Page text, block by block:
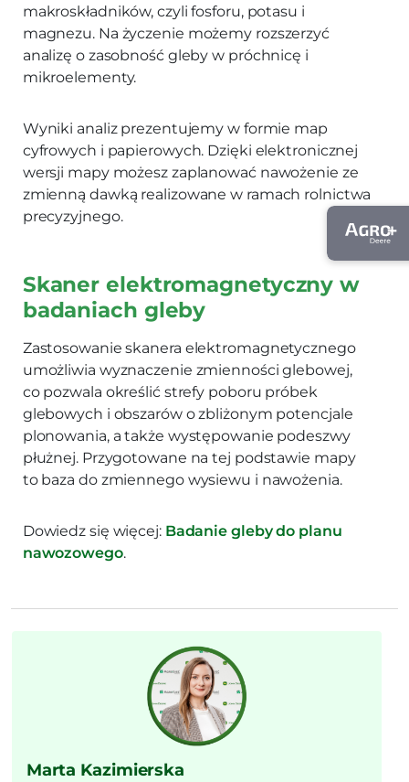
makroskładników, czyli fosforu, potasu i
magnezu. Na życzenie możemy rozszerzyć
analizę o zasobność gleby w próchnicę i
mikroelementy.
Wyniki analiz prezentujemy w formie map
cyfrowych i papierowych. Dzięki elektronicznej
wersji mapy możesz zaplanować nawożenie ze
zmienną dawką realizowane w ramach rolnictwa
precyzyjnego.
Skaner elektromagnetyczny w
badaniach gleby
Zastosowanie skanera elektromagnetycznego
umożliwia wyznaczenie zmienności glebowej,
co pozwala określić strefy poboru próbek
glebowych i obszarów o zbliżonym potencjale
plonowania, a także występowanie podeszwy
płużnej. Przygotowane na tej podstawie mapy
to baza do zmiennego wysiewu i nawożenia.
Dowiedz się więcej: Badanie gleby do planu
nawozowego.
Marta Kazimierska